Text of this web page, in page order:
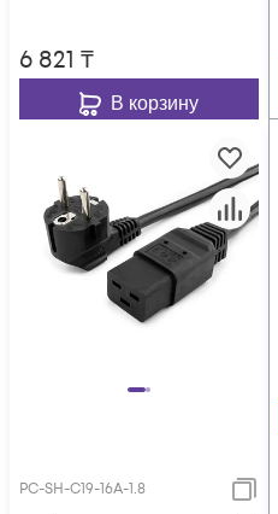
6 821 ₸
В корзину
PC-SH-C19-16A-1.8